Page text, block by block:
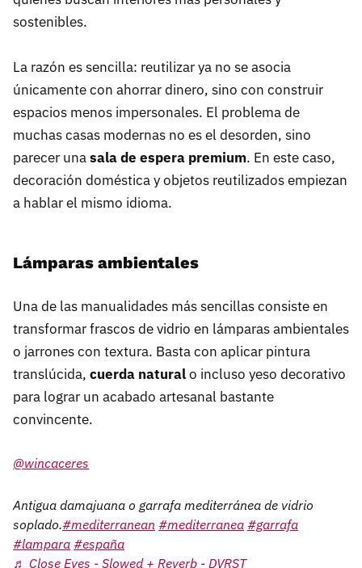
sostenibles.
La razón es sencilla: reutilizar ya no se asocia
únicamente con ahorrar dinero, sino con construir
espacios menos impersonales. El problema de
muchas casas modernas no es el desorden, sino
parecer unasala de espera premium. En este caso,
decoración doméstica y objetos reutilizados empiezan
a hablar el mismo idioma.
Lámparas ambientales
Una de las manualidades más sencillas consiste en
transformar frascos de vidrio en lámparas ambientales
o jarrones con textura. Basta con aplicar pintura
translúcida, cuerda naturalo incluso yeso decorativo
para lograr un acabado artesanal bastante
convincente.
@wincaceres
Antigua damajuana o garrafa mediterránea de vidrio
soplado.#mediterranean #mediterranea #garrafa
#lampara #españa
♬ Close Eyes - Slowed + Reverb - DVRST